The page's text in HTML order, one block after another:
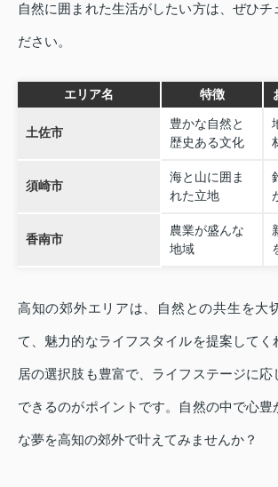
自然に囲まれた生活がしたい方は、ぜひチ
ださい。
エリア名 特徴
土佐市
豊かな自然と
歴史ある文化
須崎市
海と山に囲ま
れた立地
香南市
農業が盛んな
地域
高知の郊外エリアは、自然との共生を大
て、魅力的なライフスタイルを提案してく
居の選択肢も豊富で、ライフステージに応
できるのがポイントです。自然の中で心豊
な夢を高知の郊外で叶えてみませんか？